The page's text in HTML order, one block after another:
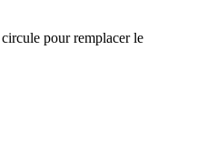
pour remplacer le